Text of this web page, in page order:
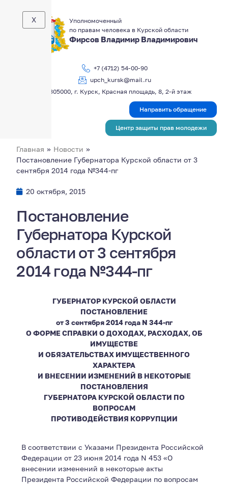
Уполномоченный
по правам человека в Курской области
Фирсов Владимир Владимирович
+7 (4712) 54-00-90
upch_kursk@mail.ru
305000, г. Курск, Красная площадь, 8, 2-й этаж
X
Направить обращение
Центр защиты прав молодежи
Главная » Новости »
Постановление Губернатора Курской области от 3
сентября 2014 года №344-пг
20 октября, 2015
Постановление
Губернатора Курской
области от 3 сентября
2014 года №344-пг
ГУБЕРНАТОР КУРСКОЙ ОБЛАСТИ
ПОСТАНОВЛЕНИЕ
от 3 сентября 2014 года N 344-пг
О ФОРМЕ СПРАВКИ О ДОХОДАХ, РАСХОДАХ, ОБ
ИМУЩЕСТВЕ
И ОБЯЗАТЕЛЬСТВАХ ИМУЩЕСТВЕННОГО
ХАРАКТЕРА
И ВНЕСЕНИИ ИЗМЕНЕНИЙ В НЕКОТОРЫЕ
ПОСТАНОВЛЕНИЯ
ГУБЕРНАТОРА КУРСКОЙ ОБЛАСТИ ПО
ВОПРОСАМ
ПРОТИВОДЕЙСТВИЯ КОРРУПЦИИ
В соответствии с Указами Президента Российской
Федерации от 23 июня 2014 года N 453 «О
внесении изменений в некоторые акты
Президента Российской Федерации по вопросам